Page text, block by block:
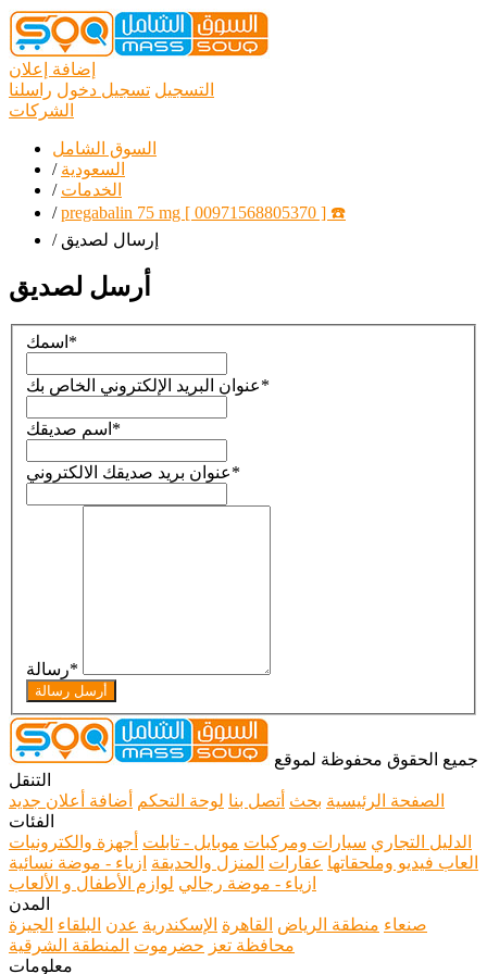
إضافة إعلان
التسجيل تسجيل دخول راسلنا
الشركات
السوق الشامل
/ السعودية
/ الخدمات
/pregabalin 75 mg [ 00971568805370 ] ☎️
/ إرسال لصديق
أرسل لصديق
اسمك *
عنوان البريد الإلكتروني الخاص بك*
اسم صديقك *
عنوان بريد صديقك الالكتروني*
رسالة*
أرسل رسالة
جميع الحقوق محفوظة لموقع
التنقل
الصفحة الرئيسية بحث أتصل بنا لوحة التحكم أضافة أعلان جديد
الفئات
الدليل التجاري سيارات ومركبات موبايل - تابلت أجهزة والكترونيات
العاب فيديو وملحقاتها عقارات المنزل والحديقة ازياء - موضة نسائية
ازياء - موضة رجالي لوازم الأطفال و الألعاب
المدن
صنعاء منطقة الرياض القاهرة الإسكندرية عدن البلقاء الجيزة
محافظة تعز حضرموت المنطقة الشرقية
معلومات